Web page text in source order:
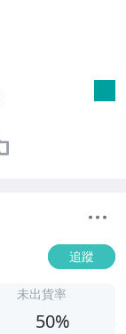
追蹤
未出貨率
50%